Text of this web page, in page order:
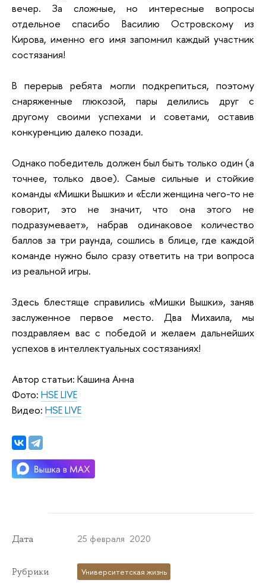
вечер. За сложные, но интересные вопросы
отдельное спасибо Василию Островскому из
Кирова, именно его имя запомнил каждый участник
состязания!
В перерыв ребята могли подкрепиться, поэтому
снаряженные глюкозой, пары делились друг с
другому своими успехами и советами, оставив
конкуренцию далеко позади.
Однако победитель должен был быть только один (а
точнее, только двое). Самые сильные и стойкие
команды «Мишки Вышки» и «Если женщина чего-то не
говорит, это не значит, что она этого не
подразумевает», набрав одинаковое количество
баллов за три раунда, сошлись в блице, где каждой
команде нужно было сразу ответить на три вопроса
из реальной игры.
Здесь блестяще справились «Мишки Вышки», заняв
заслуженное первое место. Два Михаила, мы
поздравляем вас с победой и желаем дальнейших
успехов в интеллектуальных состязаниях!
Автор статьи: Кашина Анна
Фото: HSE LIVE
Видео: HSE LIVE
Дата 25 февраля 2020
Рубрики Университетская жизнь